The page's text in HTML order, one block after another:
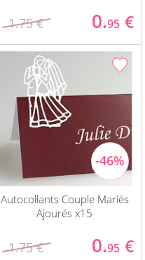
1.75 € 0.95 €
Autocollants Couple Mariés
Ajourés x15
1.75 € 0.95 €